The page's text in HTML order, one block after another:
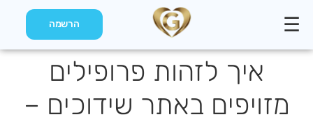
☰ הרשמה
איך לזהות פרופילים
מזויפים באתר שידוכים –